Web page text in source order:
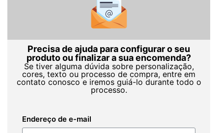
Precisa de ajuda para configurar o seu
produto ou finalizar a sua encomenda?
Se tiver alguma dúvida sobre personalização,
cores, texto ou processo de compra, entre em
contato conosco e iremos guiá-lo durante todo o
processo.
Endereço de e-mail